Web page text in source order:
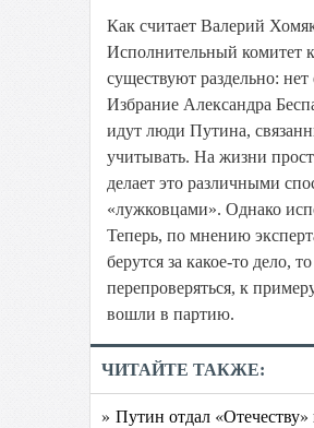
Как считает Валерий
Исполнительный комитет
существуют раздельно:
Избрание Александра
идут люди Путина,
учитывать. На жизни
делает это различными
«лужковцами». Однако
Теперь, по мнению
берутся за какое-то дело,
перепроверяться, к
вошли в партию.
ЧИТАЙТЕ ТАКЖЕ:
» Путин отдал